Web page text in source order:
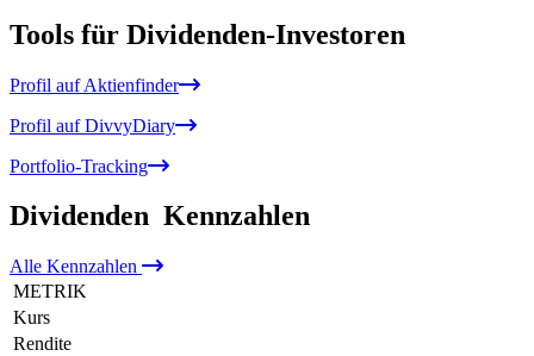
Tools für Dividenden-Investoren
Profil auf Aktienfinder
Profil auf DivvyDiary
Portfolio-Tracking
Dividenden Kennzahlen
Alle Kennzahlen
METRIK
Kurs
Rendite